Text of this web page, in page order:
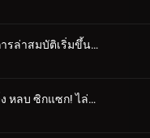
ตอนที่ 175 การล่าสมบัติเริ่มขึ้นแล้ว!
ตอนที่ 176 วิ่ง หลบ ซิกแซก! ไล่ล่าหรือถูกไล่ล่า!